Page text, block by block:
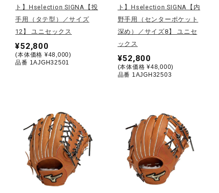
ゴルフ
スイム
テニス／ソフトテニス
バドミントン
ト】Hselection SIGNA【投
手用（タテ型）／サイズ
12】 ユニセックス
¥52,800
(本体価格 ¥48,000)
品番 1AJGH32501
ト】Hselection SIGNA【内
野手用（センターポケット
深め）／サイズ8】 ユニセ
ックス
¥52,800
(本体価格 ¥48,000)
品番 1AJGH32503